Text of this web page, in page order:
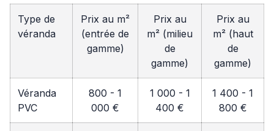
Type de
véranda
Prix au m²
(entrée de
gamme)
Prix au
m² (milieu
de
gamme)
Prix au
m² (haut
de
gamme)
Véranda
PVC
800 - 1
000 €
1 000 - 1
400 €
1 400 - 1
800 €